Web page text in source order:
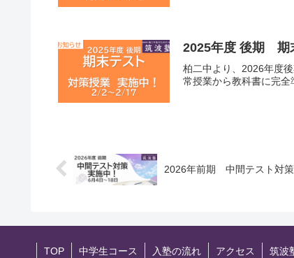
2025年度 後期 期
柏二中より、2026年度
常授業から教科書に完全
2026年前期 中間テスト対策
TOP 中学生コース 入塾の流れ アクセス 筑波